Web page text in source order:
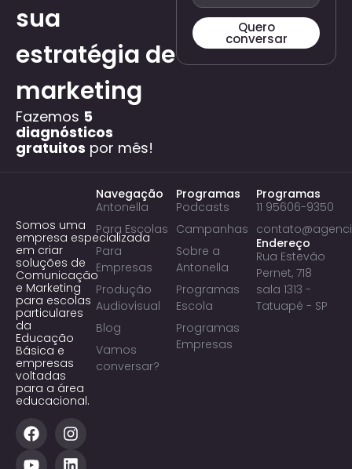
sua
estratégia de
marketing
Fazemos 5
diagnósticos
gratuitos por mês!
Quero
conversar
Somos uma
empresa especializada
em criar
soluções de
Comunicação
e Marketing
para escolas
particulares
da
Educação
Básica e
empresas
voltadas
para a área
educacional.
Navegação
Antonella
Para Escolas
Para
Empresas
Produção
Audiovisual
Blog
Vamos
conversar?
Programas
Podcasts
Campanhas
Sobre a
Antonella
Programas
Escola
Programas
Empresas
Programas
11 95606-9350
Endereço
Rua Estevão
Pernet, 718
sala 1313 -
Tatuapé - SP